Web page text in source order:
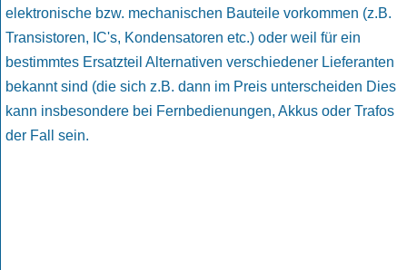
elektronische bzw. mechanischen Bauteile vorkommen (z.B.
Transistoren, IC's, Kondensatoren etc.) oder weil für ein
bestimmtes Ersatzteil Alternativen verschiedener Lieferanten
bekannt sind (die sich z.B. dann im Preis unterscheiden Dies
kann insbesondere bei Fernbedienungen, Akkus oder Trafos
der Fall sein.